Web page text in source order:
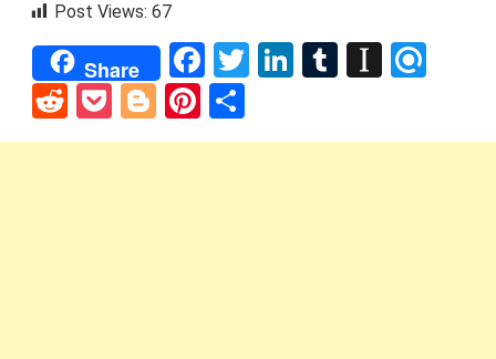
Post Views: 67
Share Facebook
TwitterLinkedIn
Tumblr
RedditPocket
BloggerPinterest